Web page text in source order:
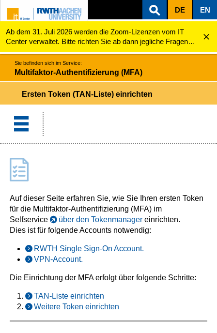
ZUM INHALTSBEREICH
ZUR HAUPTNAVIGATION
ZUR SUCHE
DE EN
Ab dem 31. Juli 2026 werden die Zoom-Lizenzen vom IT
Center verwaltet. Bitte richten Sie ab dann jegliche Fragen
zu den Zoom-Lizenzen (z.B. Probleme mit dem Login) an
servicedesk@itc.rwth-aachen.de.
Multifaktor-Authentifizierung (MFA) TAN-Liste
Sie befinden sich im Service:
Multifaktor-Authentifizierung (MFA)
Ersten Token (TAN-Liste) einrichten
Auf dieser Seite erfahren Sie, wie Sie Ihren ersten Token
für die Multifaktor-Authentifizierung (MFA) im
Selfservice
über den Tokenmanager einrichten.
Dies ist für folgende Accounts notwendig:
RWTH Single Sign-On Account.
VPN-Account.
Die Einrichtung der MFA erfolgt über folgende Schritte:
TAN-Liste einrichten
Weitere Token einrichten